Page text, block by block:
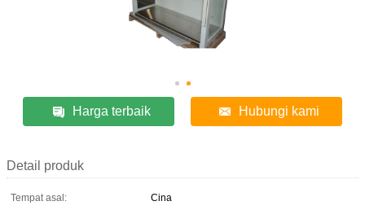
Harga terbaik Hubungi kami
Detail produk
Tempat asal:
Cina